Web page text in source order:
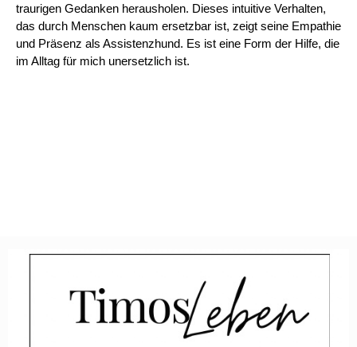
traurigen Gedanken herausholen. Dieses intuitive Verhalten,
das durch Menschen kaum ersetzbar ist, zeigt seine Empathie
und Präsenz als Assistenzhund. Es ist eine Form der Hilfe, die
im Alltag für mich unersetzlich ist.